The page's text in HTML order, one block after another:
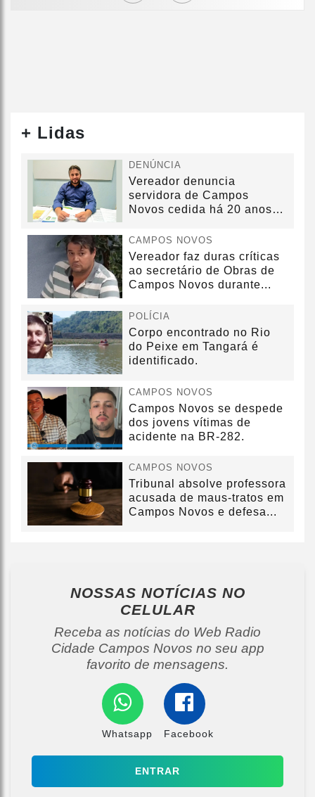
+ Lidas
DENÚNCIA
Vereador denuncia
servidora de Campos
Novos cedida há 20 anos
CAMPOS NOVOS
Vereador faz duras críticas
ao secretário de Obras de
Campos Novos durante...
POLÍCIA
Corpo encontrado no Rio
do Peixe em Tangará é
identificado.
CAMPOS NOVOS
Campos Novos se despede
dos jovens vítimas de
acidente na BR-282.
CAMPOS NOVOS
Tribunal absolve professora
acusada de maus-tratos em
Campos Novos e defesa...
NOSSAS NOTÍCIAS NO
CELULAR
Receba as notícias do Web Radio
Cidade Campos Novos no seu app
favorito de mensagens.
Whatsapp Facebook
ENTRAR